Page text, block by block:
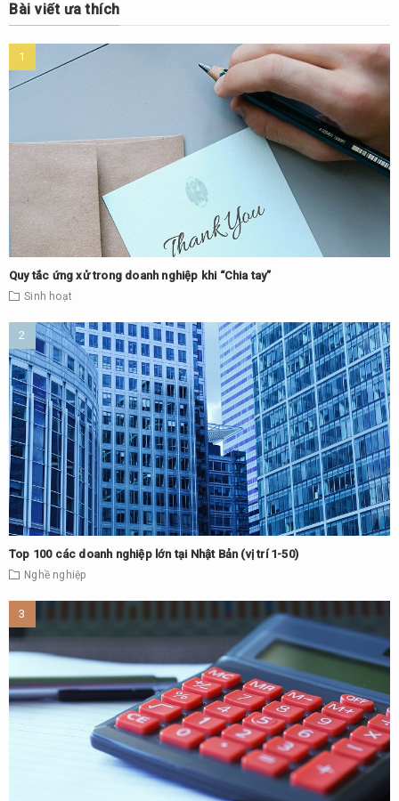
Bài viết ưa thích
Quy tắc ứng xử trong doanh nghiệp khi “Chia tay”
Sinh hoạt
Top 100 các doanh nghiệp lớn tại Nhật Bản (vị trí 1-50)
Nghề nghiệp